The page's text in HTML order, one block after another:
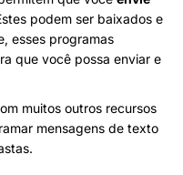
podem ser baixados e
esses programas
que você possa enviar e
muitos outros recursos
mensagens de texto